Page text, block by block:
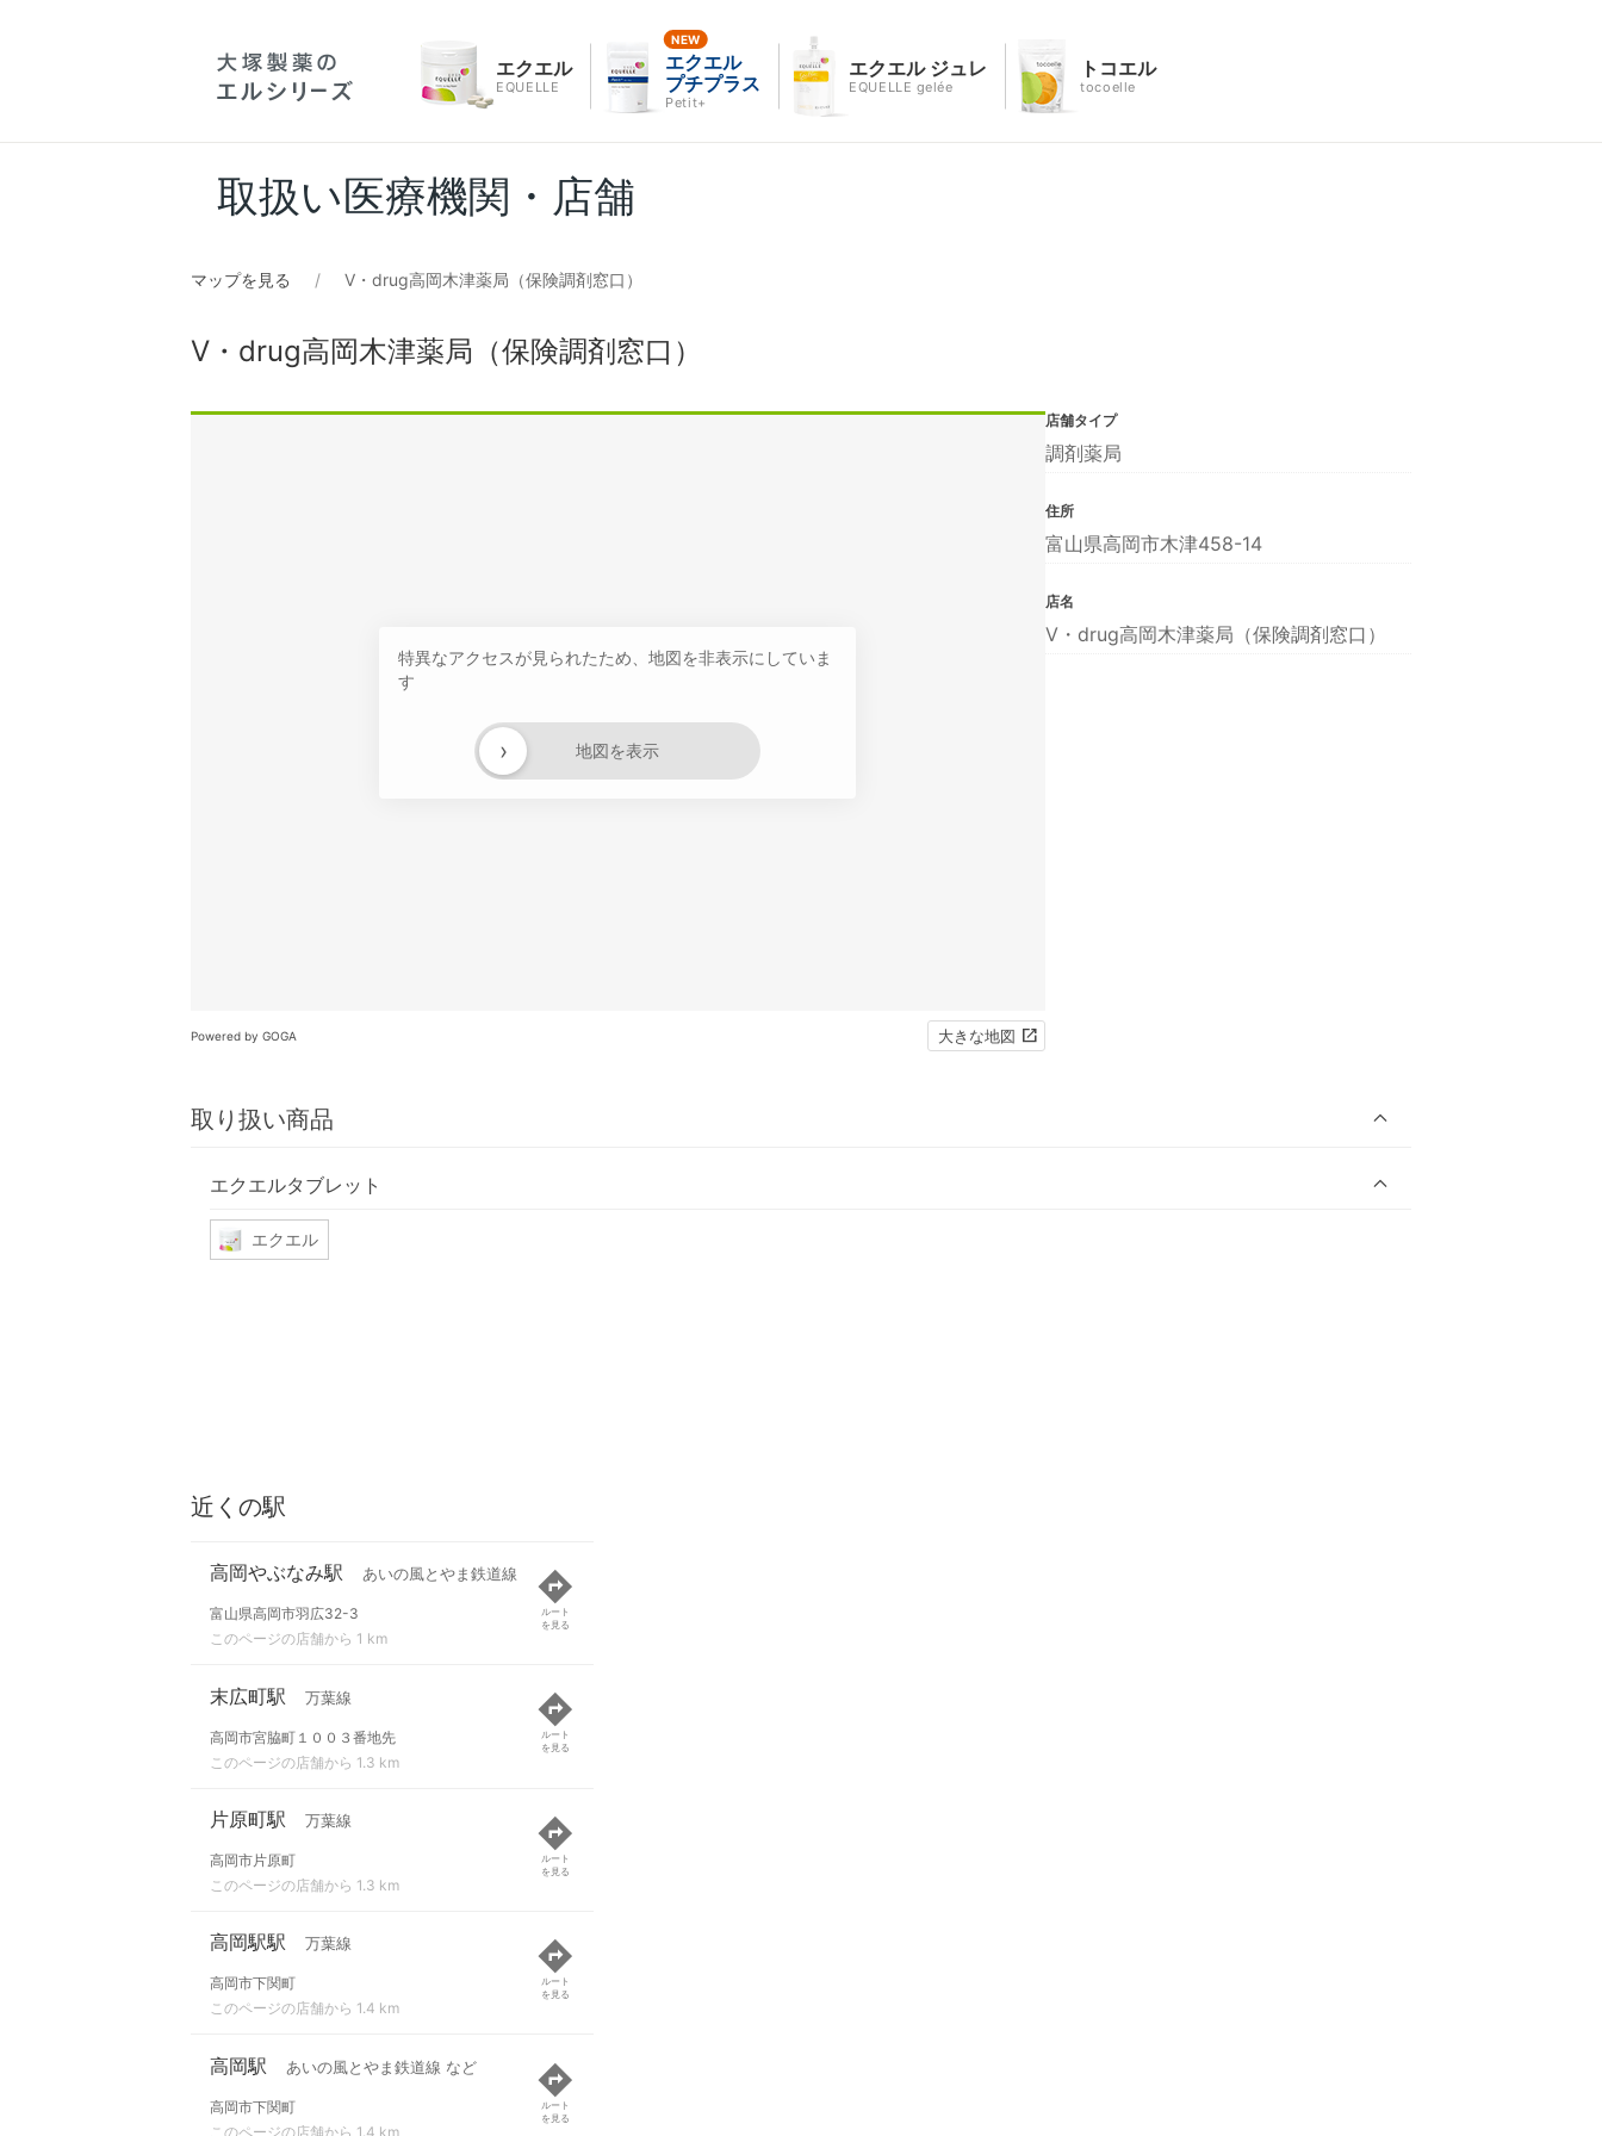
エクエル
EQUELLE
エクエル
プチプラス
Petit+
エクエル ジュレ
EQUELLE gelée
トコエル
tocoelle
取扱い医療機関・店舗
マップを見る V・drug高岡木津薬局（保険調剤窓口）
V・drug高岡木津薬局（保険調剤窓口）
特異なアクセスが見られたため、地図を非表示にしていま
す
地図を表示
›
Powered by GOGA 大きな地図
取り扱い商品
エクエルタブレット
エクエル
店舗タイプ
調剤薬局
住所
富山県高岡市木津458-14
店名
V・drug高岡木津薬局（保険調剤窓口）
近くの駅
高岡やぶなみ駅 あいの風とやま鉄道線
富山県高岡市羽広32-3
このページの店舗から 1 km
ルート
を見る
末広町駅 万葉線
高岡市宮脇町１００３番地先
このページの店舗から 1.3 km
ルート
を見る
片原町駅 万葉線
高岡市片原町
このページの店舗から 1.3 km
ルート
を見る
高岡駅駅 万葉線
高岡市下関町
このページの店舗から 1.4 km
ルート
を見る
高岡駅 あいの風とやま鉄道線 など
高岡市下関町
このページの店舗から 1.4 km
ルート
を見る